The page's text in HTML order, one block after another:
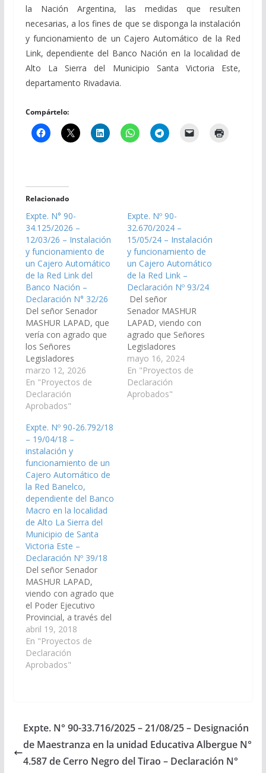
la Nación Argentina, las medidas que resulten
necesarias, a los fines de que se disponga la instalación
y funcionamiento de un Cajero Automático de la Red
Link, dependiente del Banco Nación en la localidad de
Alto La Sierra del Municipio Santa Victoria Este,
departamento Rivadavia.
Compártelo:
Relacionado
Expte. N° 90-
34.125/2026 –
12/03/26 – Instalación
y funcionamiento de
un Cajero Automático
de la Red Link del
Banco Nación –
Declaración N° 32/26
Del señor Senador
MASHUR LAPAD, que
vería con agrado que
los Señores
Legisladores
Nacionales por Salta y
el Poder Ejecutivo
Provincial, arbitren y
gestionen ante las
de la Nación Argentina,
las medidas que
resulten necesarias, a
los fines que se
disponga la instalación
y funcionamiento de
un…
marzo 12, 2026
En "Proyectos de
Declaración
Aprobados"
Expte. Nº 90-
32.670/2024 –
15/05/24 – Instalación
y funcionamiento de
un Cajero Automático
de la Red Link –
Declaración Nº 93/24
Del señor
Senador MASHUR
LAPAD, viendo con
agrado que Señores
Legisladores
Nacionales por Salta y
el Poder Ejecutivo
Provincial, en gestión
articulada, arbitren las
mayo 16, 2024
En "Proyectos de
Declaración
Aprobados"
Expte. Nº 90-26.792/18
– 19/04/18 –
instalación y
funcionamiento de un
Cajero Automático de
la Red Banelco,
dependiente del Banco
Macro en la localidad
de Alto La Sierra del
Municipio de Santa
Victoria Este –
Declaración Nº 39/18
Del señor Senador
MASHUR LAPAD,
viendo con agrado que
el Poder Ejecutivo
Provincial, a través del
Ministerio de
Economía; Ministerio
de Infraestructura,
Tierra y Vivienda;
articulada, arbitren las
medidas que resulten
necesarias, a los fines
que se…
abril 19, 2018
En "Proyectos de
Declaración
Aprobados"
Expte. N° 90-33.716/2025 – 21/08/25 – Designación
de Maestranza en la unidad Educativa Albergue N°
4.587 de Cerro Negro del Tirao – Declaración N°